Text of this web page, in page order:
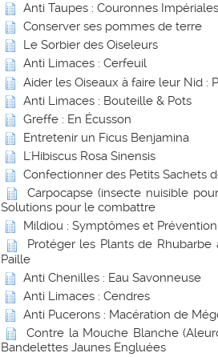
Anti Taupes : Couronnes Impériales
Conserver ses pommes de terre
Le Sorbier des Oiseleurs
Anti Limaces : Cerfeuil
Aider les Oiseaux à faire leur Nid :
Anti Limaces : Bouteille & Pots
Greffe : En Écusson
Entretenir un Ficus Benjamina
L'Hibiscus Rosa Sinensis
Confectionner des Petits Sachets
Carpocapse (insecte nuisible
Solutions pour le combattre
Mildiou : Symptômes et Prévention
Protéger les Plants de
Paille
Anti Chenilles : Eau Savonneuse
Anti Limaces : Cendres
Anti Pucerons : Macération de
Contre la Mouche Blanche
Bandelettes Jaunes Engluées